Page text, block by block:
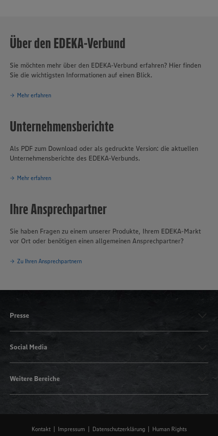
Über den EDEKA-Verbund
Sie möchten mehr über den EDEKA-Verbund erfahren? Hier finden
Sie die wichtigsten Informationen auf einen Blick.
Mehr erfahren
Unternehmensberichte
Als PDF zum Download oder als gedruckte Version: die aktuellen
Unternehmensberichte des EDEKA-Verbunds.
Mehr erfahren
Ihre Ansprechpartner
Sie haben Fragen zu einem unserer Produkte, Ihrem EDEKA-Markt
vor Ort oder benötigen einen allgemeinen Ansprechpartner?
Zu Ihren Ansprechpartnern
Presse
Social Media
Weitere Bereiche
Kontakt Impressum Datenschutzerklärung
Human Rights